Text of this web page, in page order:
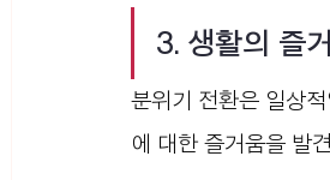
3. 생활의 즐
분위기 전환은 일상
에 대한 즐거움을 발